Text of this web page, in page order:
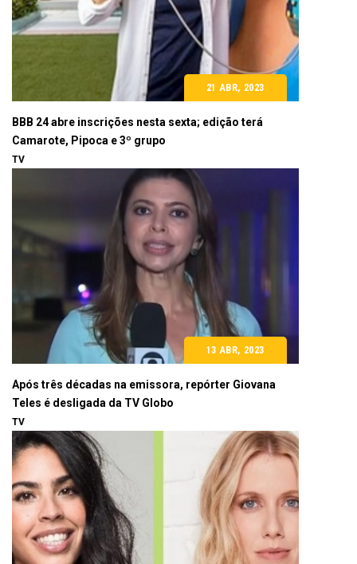
21 ABR, 2023
BBB 24 abre inscrições nesta sexta; edição terá
Camarote, Pipoca e 3º grupo
TV
13 ABR, 2023
Após três décadas na emissora, repórter Giovana
Teles é desligada da TV Globo
TV